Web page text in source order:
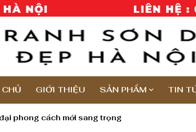
GIỚI THIỆU SẢN PHẨM TIN
phong cách mới sang trọng